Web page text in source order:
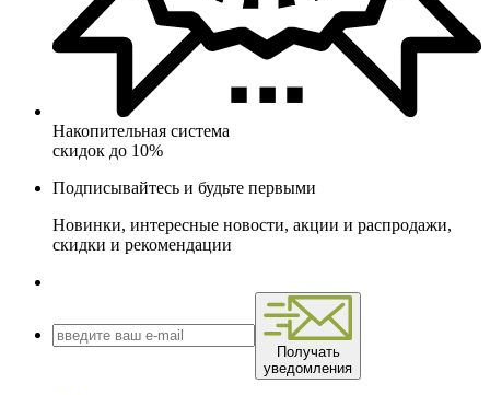
Накопительная система
скидок до 10%
Подписывайтесь и будьте первыми
Новинки, интересные новости, акции и распродажи,
скидки и рекомендации
Получать
уведомления